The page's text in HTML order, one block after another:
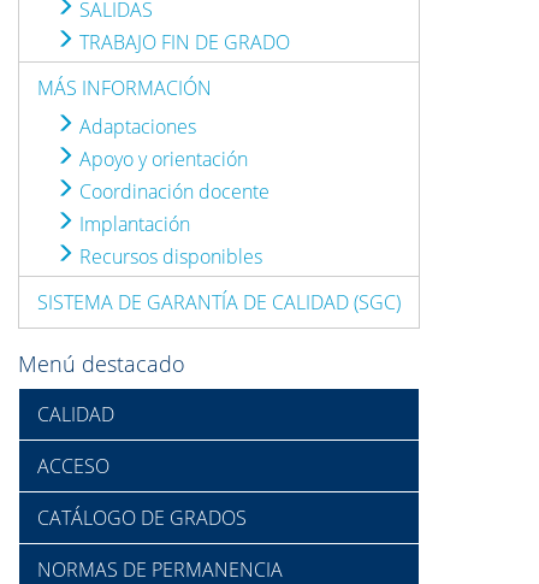
SALIDAS
TRABAJO FIN DE GRADO
MÁS INFORMACIÓN
Adaptaciones
Apoyo y orientación
Coordinación docente
Implantación
Recursos disponibles
SISTEMA DE GARANTÍA DE CALIDAD (SGC)
Menú destacado
CALIDAD
ACCESO
CATÁLOGO DE GRADOS
NORMAS DE PERMANENCIA